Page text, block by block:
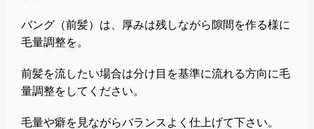
バング（前髪）は、厚みは残しながら隙間を作る様に
毛量調整を。
前髪を流したい場合は分け目を基準に流れる方向に毛
量調整をしてください。
毛量や癖を見ながらバランスよく仕上げて下さい。